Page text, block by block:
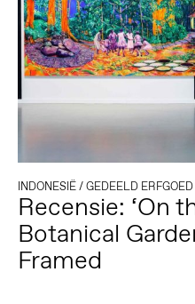
INDONESIË/GEDEELD ERFGOED
Recensie: ‘On
Botanical
Framed